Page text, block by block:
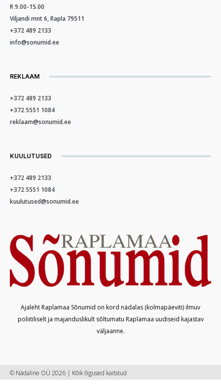
R 9.00-15.00
Viljandi mnt 6, Rapla 79511
+372 489 2133
info@sonumid.ee
REKLAAM
+372 489 2133
+372 5551 1084
reklaam@sonumid.ee
KUULUTUSED
+372 489 2133
+372 5551 1084
kuulutused@sonumid.ee
Ajaleht Raplamaa Sõnumid on kord nädalas (kolmapäeviti) ilmuv
poliitiliselt ja majanduslikult sõltumatu Raplamaa uudiseid kajastav
väljaanne.
© Nädaline OÜ 2026 | Kõik õigused kaitstud